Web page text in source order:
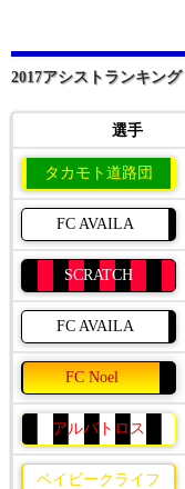
2017アシストランキング
選手
タカモト道路団
FC AVAILA
SCRATCH
FC AVAILA
FC Noel
アルバトロス
ベイビークライフ